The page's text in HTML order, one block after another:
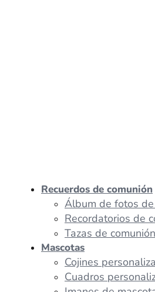
Recuerdos de comunión
Álbum de fotos
Recordatorios de
Tazas de comunión
Mascotas
Cojines
Cuadros